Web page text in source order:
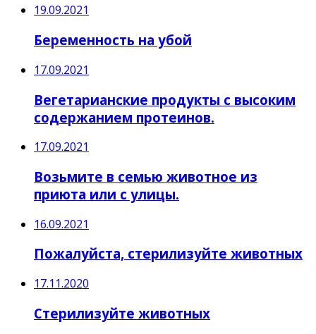
19.09.2021
Беременность на убой
17.09.2021
Вегетарианские продукты с высоким
содержанием протеинов.
17.09.2021
Возьмите в семью животное из
приюта или с улицы.
16.09.2021
Пожалуйста, стерилизуйте животных
17.11.2020
Стерилизуйте животных